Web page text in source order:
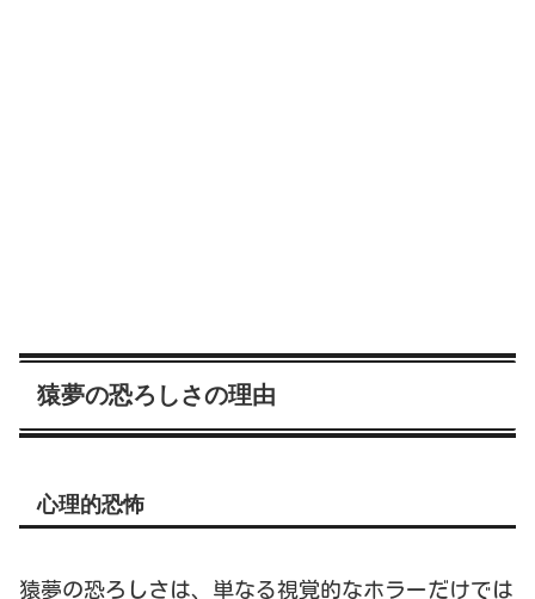
猿夢の恐ろしさの理由
心理的恐怖
猿夢の恐ろしさは、単なる視覚的なホラーだけでは